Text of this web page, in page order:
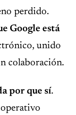
perdido.
Google está
unido
colaboración.
por que sí.